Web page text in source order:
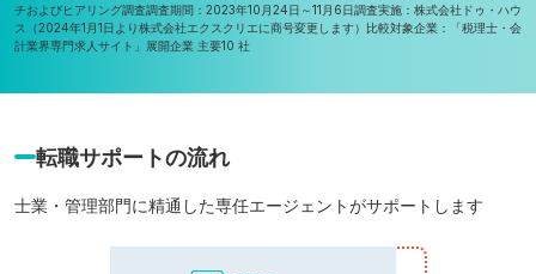
チおよびヒアリング調査調査期間：2023年10月24日～11月6日調査実施：株式会社ドゥ・ハウ
ス（2024年1月1日より株式会社エクスクリエに商号変更します） 比較対象企業：「税理士・会
計業界専門求人サイト」展開企業 主要10 社
転職サポートの流れ
士業・管理部門に精通した専任エージェントがサポートします